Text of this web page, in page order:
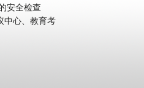
中心、教育考